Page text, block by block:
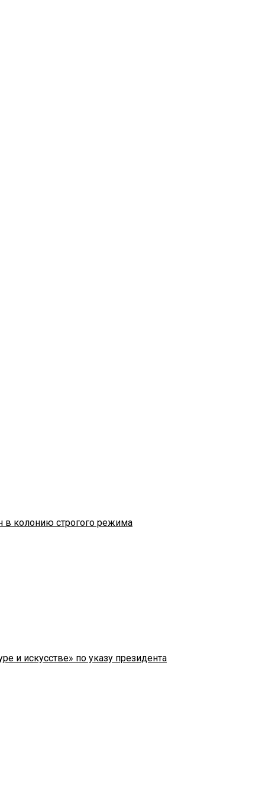
в колонию строгого режима
и искусстве» по указу президента